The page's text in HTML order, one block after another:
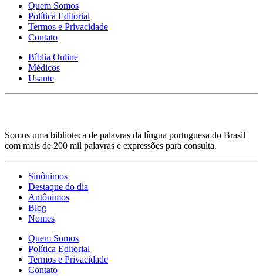
Quem Somos
Política Editorial
Termos e Privacidade
Contato
Bíblia Online
Médicos
Usante
Somos uma biblioteca de palavras da língua portuguesa do Brasil
com mais de 200 mil palavras e expressões para consulta.
Sinônimos
Destaque do dia
Antônimos
Blog
Nomes
Quem Somos
Política Editorial
Termos e Privacidade
Contato